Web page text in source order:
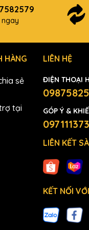
HÀNG
sẻ
tại
LIÊN HỆ
ĐIỆN THOẠI
GÓP Ý &
LIÊN KẾT
KẾT NỐI